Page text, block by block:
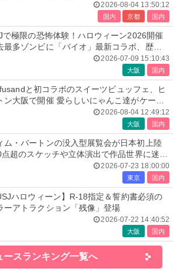
2026-08-04 13:50:12
国内 京都 国内
で極限の恐怖体験！ハロウィーン2026開催
最多ゾンビに「バイオ」最新コラボ、歴代
2026-07-09 15:10:43
大阪 国内
と初コラボのスイーツビュッフェ、ヒ
ン大阪で開催 愛らしいにゃんこ達がケーキ
2026-08-04 12:49:12
大阪 国内
ム・バートンの没入型展覧会が日本初上陸
点超のスケッチや立体演出で作品世界に迷い
2026-07-23 18:00:00
東京 国内
ハロウィーン】R-18指定＆誓約書必須の
ーアトラクション「残像」登場
2026-07-22 14:40:52
大阪 国内
ースランキング一覧へ